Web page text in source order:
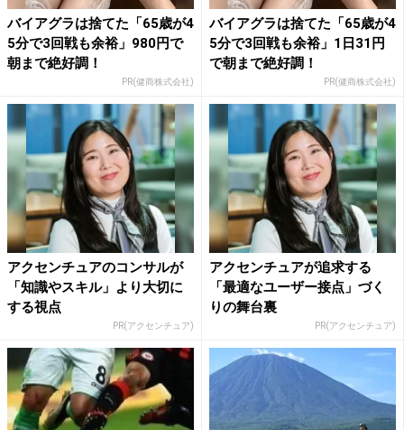
バイアグラは捨てた「65歳が4
5分で3回戦も余裕」980円で
朝まで絶好調！
PR(健商株式会社)
バイアグラは捨てた「65歳が4
5分で3回戦も余裕」1日31円
で朝まで絶好調！
PR(健商株式会社)
アクセンチュアのコンサルが
「知識やスキル」より大切に
する視点
PR(アクセンチュア)
アクセンチュアが追求する
「最適なユーザー接点」づく
りの舞台裏
PR(アクセンチュア)